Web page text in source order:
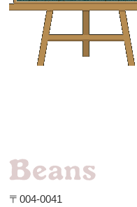
〒004-0041